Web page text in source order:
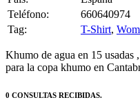
Teléfono:
660640974
Tag:
T-Shirt,
Khumo de agua en 15 usadas
para la copa khumo en
0 CONSULTAS RECIBIDAS.